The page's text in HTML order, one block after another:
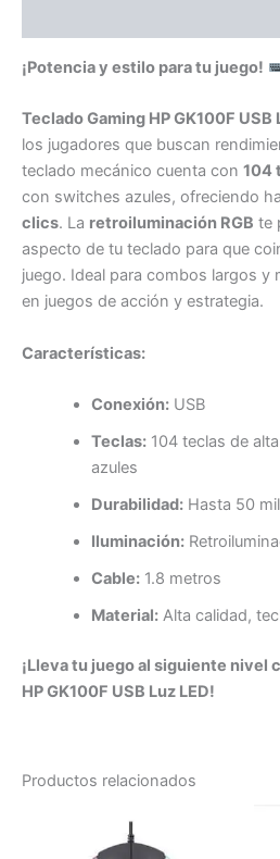
¡Potencia y estilo para tu juego!
Teclado Gaming HP GK100F USB
los jugadores que buscan
teclado mecánico cuenta con 104
con switches azules, ofreciendo
clics. La retroiluminación RGB te
aspecto de tu teclado para que
juego. Ideal para combos largos y
en juegos de acción y estrategia.
Características:
Conexión:USB
Teclas:104 teclas de
azules
Durabilidad:Hasta 50
Iluminación:
Cable:1.8 metros
Material:Alta calidad,
¡Lleva tu juego al siguiente nivel
HP GK100F USB Luz LED!
Productos relacionados